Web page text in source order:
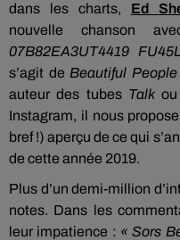
dans les charts, Ed
nouvelle chanson
07B82EA3UT4419
s’agit de Beautiful People
auteur des tubes Talk
Instagram, il nous
bref !) aperçu de ce qui
de cette année 2019.
Plus d’un demi-million
notes. Dans les
leur impatience : « Sors